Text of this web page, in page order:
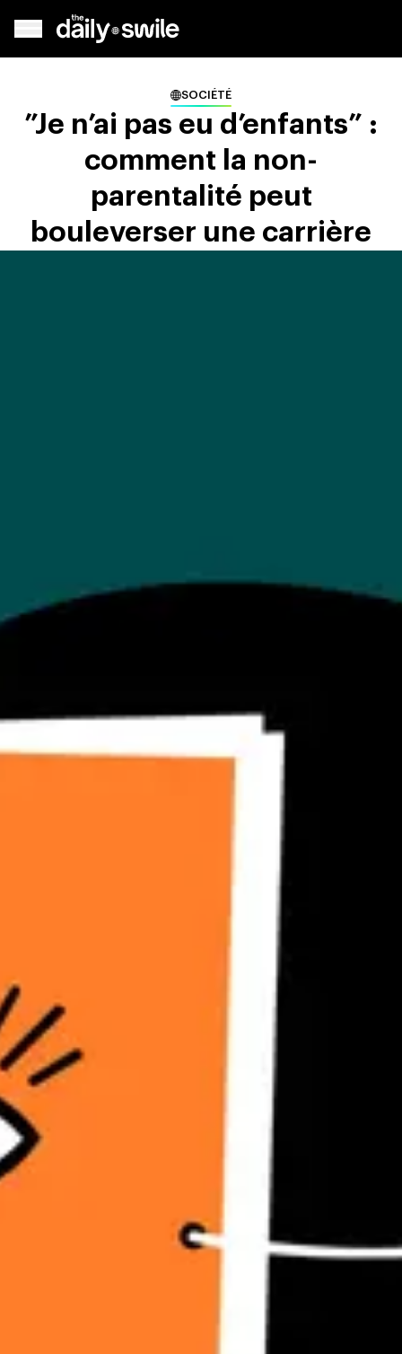
SOCIÉTÉ
”Je n’ai pas eu d’enfants” :
comment la non-
parentalité peut
bouleverser une carrière